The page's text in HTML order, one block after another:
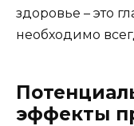
здоровье – это
необходимо
эффекты